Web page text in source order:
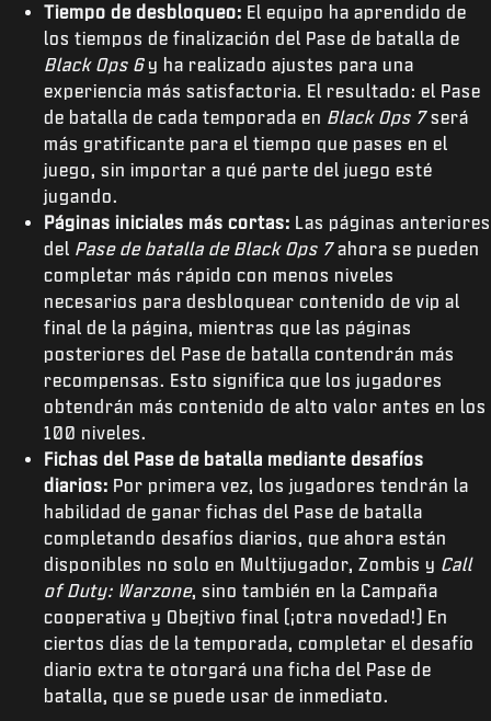
Tiempo de desbloqueo: El equipo ha aprendido de
los tiempos de finalización del Pase de batalla de
Black Ops 6y ha realizado ajustes para una
experiencia más satisfactoria. El resultado: el Pase
de batalla de cada temporada en Black Ops 7será
más gratificante para el tiempo que pases en el
juego, sin importar a qué parte del juego esté
jugando.
Páginas iniciales más cortas: Las páginas anteriores
del Pase de batalla de Black Ops 7ahora se pueden
completar más rápido con menos niveles
necesarios para desbloquear contenido de vip al
final de la página, mientras que las páginas
posteriores del Pase de batalla contendrán más
recompensas. Esto significa que los jugadores
obtendrán más contenido de alto valor antes en los
100 niveles.
Fichas del Pase de batalla mediante desafíos
diarios: Por primera vez, los jugadores tendrán la
habilidad de ganar fichas del Pase de batalla
completando desafíos diarios, que ahora están
disponibles no solo en Multijugador, Zombis y Call
of Duty: Warzone, sino también en la Campaña
cooperativa y Obejtivo final (¡otra novedad!) En
ciertos días de la temporada, completar el desafío
diario extra te otorgará una ficha del Pase de
batalla, que se puede usar de inmediato.